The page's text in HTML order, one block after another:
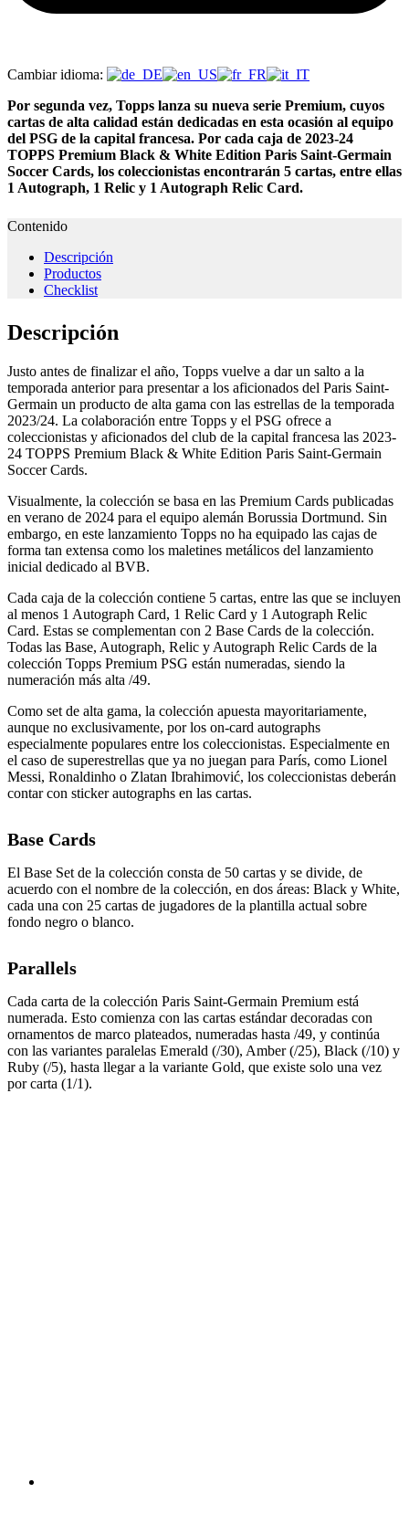
Cambiar idioma:
Por segunda vez, Topps lanza su nueva serie Premium, cuyos
cartas de alta calidad están dedicadas en esta ocasión al equipo
del PSG de la capital francesa. Por cada caja de 2023-24
TOPPS Premium Black & White Edition Paris Saint-Germain
Soccer Cards, los coleccionistas encontrarán 5 cartas, entre ellas
1 Autograph, 1 Relic y 1 Autograph Relic Card.
Contenido
Descripción
Productos
Checklist
Descripción
Justo antes de finalizar el año, Topps vuelve a dar un salto a la
temporada anterior para presentar a los aficionados del Paris Saint-
Germain un producto de alta gama con las estrellas de la temporada
2023/24. La colaboración entre Topps y el PSG ofrece a
coleccionistas y aficionados del club de la capital francesa las 2023-
24 TOPPS Premium Black & White Edition Paris Saint-Germain
Soccer Cards.
Visualmente, la colección se basa en las Premium Cards publicadas
en verano de 2024 para el equipo alemán Borussia Dortmund. Sin
embargo, en este lanzamiento Topps no ha equipado las cajas de
forma tan extensa como los maletines metálicos del lanzamiento
inicial dedicado al BVB.
Cada caja de la colección contiene 5 cartas, entre las que se incluyen
al menos 1 Autograph Card, 1 Relic Card y 1 Autograph Relic
Card. Estas se complementan con 2 Base Cards de la colección.
Todas las Base, Autograph, Relic y Autograph Relic Cards de la
colección Topps Premium PSG están numeradas, siendo la
numeración más alta /49.
Como set de alta gama, la colección apuesta mayoritariamente,
aunque no exclusivamente, por los on-card autographs
especialmente populares entre los coleccionistas. Especialmente en
el caso de superestrellas que ya no juegan para París, como Lionel
Messi, Ronaldinho o Zlatan Ibrahimović, los coleccionistas deberán
contar con sticker autographs en las cartas.
Base Cards
El Base Set de la colección consta de 50 cartas y se divide, de
acuerdo con el nombre de la colección, en dos áreas: Black y White,
cada una con 25 cartas de jugadores de la plantilla actual sobre
fondo negro o blanco.
Parallels
Cada carta de la colección Paris Saint-Germain Premium está
numerada. Esto comienza con las cartas estándar decoradas con
ornamentos de marco plateados, numeradas hasta /49, y continúa
con las variantes paralelas Emerald (/30), Amber (/25), Black (/10) y
Ruby (/5), hasta llegar a la variante Gold, que existe solo una vez
por carta (1/1).